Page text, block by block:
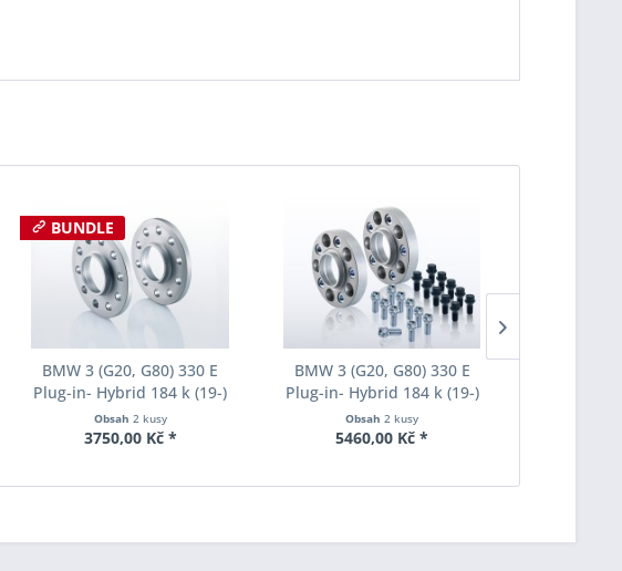
BUNDLE
BMW 3 (G20, G80) 330 E
Plug-in- Hybrid 184 k (19-)
Šířka rozchodu Eibach Pro-
Spacer S90-2-18-003 System2
Obsah 2 kusy
3750,00 Kč *
BMW 3 (G20, G80) 330 E
Plug-in- Hybrid 184 k (19-)
Šířka rozchodu Eibach Pro-
Spacer S90-7-20-044 System7
Obsah2 kusy
5460,00 Kč *